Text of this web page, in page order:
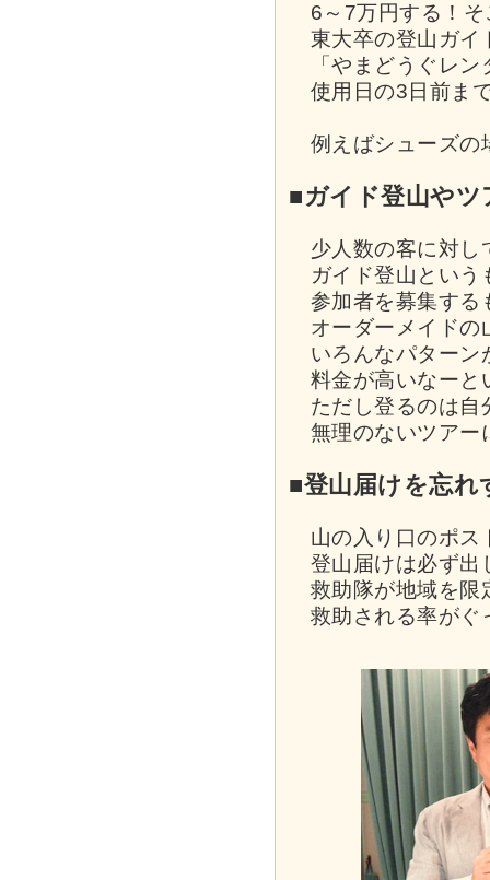
6～7万円する！そ
東大卒の登山ガイ
「やまどうぐレン
使用日の3日前ま
例えばシューズの
■ガイド登山やツ
少人数の客に対し
ガイド登山という
参加者を募集する
オーダーメイドの
いろんなパターン
料金が高いなーと
ただし登るのは自
無理のないツアー
■登山届けを忘れ
山の入り口のポス
登山届けは必ず出
救助隊が地域を限
救助される率がぐ